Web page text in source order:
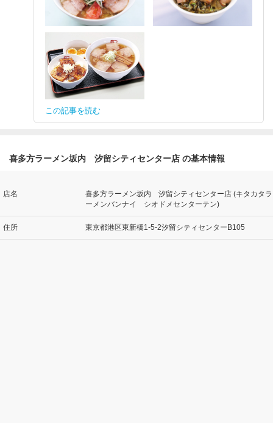
この記事を読む
喜多方ラーメン坂内 汐留シティセンター店 の基本情報
店名
喜多方ラーメン坂内 汐留シティセンター店 (キタカタラ
ーメンバンナイ シオドメセンターテン)
住所 東京都港区東新橋1-5-2汐留シティセンターB105